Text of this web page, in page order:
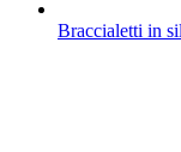
Braccialetti in